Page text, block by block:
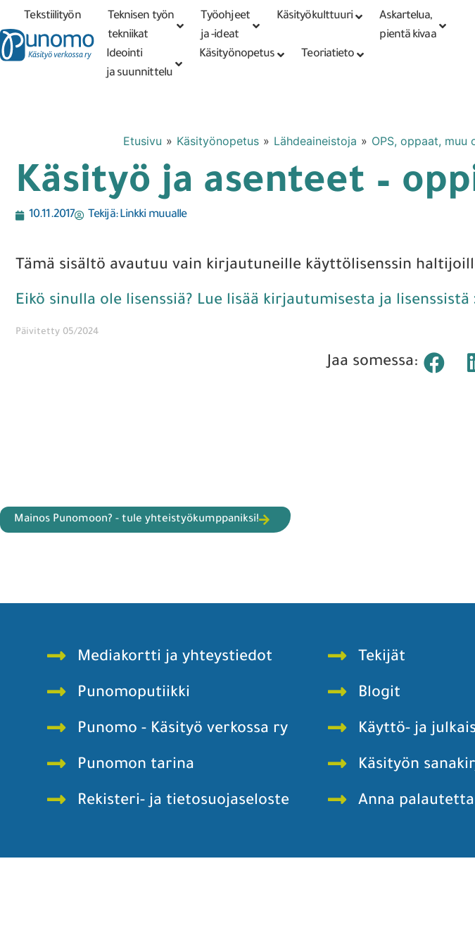
Tarkennettu PunomoputiikkiKirjaudu tai
rekisteröidy
Tekstiilityön
tekniikat
Teknisen työn
tekniikat
Työohjeet
ja -ideat
Käsityökulttuuri
Askartelua,
pientä kivaa
Ideointi
ja suunnittelu
Käsityönopetus Teoriatieto
Etusivu » Käsityönopetus » Lähdeaineistoja » OPS, oppaat, muu
Käsityö ja asenteet –
10.11.2017 Tekijä:Linkki muualle
Tämä sisältö avautuu vain kirjautuneille käyttölisenssin
Eikö sinulla ole lisenssiä? Lue lisää kirjautumisesta ja lisenssistä
Päivitetty 05/2024
Jaa somessa:
Mainos Punomoon? - tule yhteistyökumppaniksi!
Mediakortti ja yhteystiedot
Punomoputiikki
Punomo - Käsityö verkossa ry
Punomon tarina
Rekisteri- ja tietosuojaseloste
Tekijät
Blogit
Käyttö- ja
Käsityön
Anna palautetta